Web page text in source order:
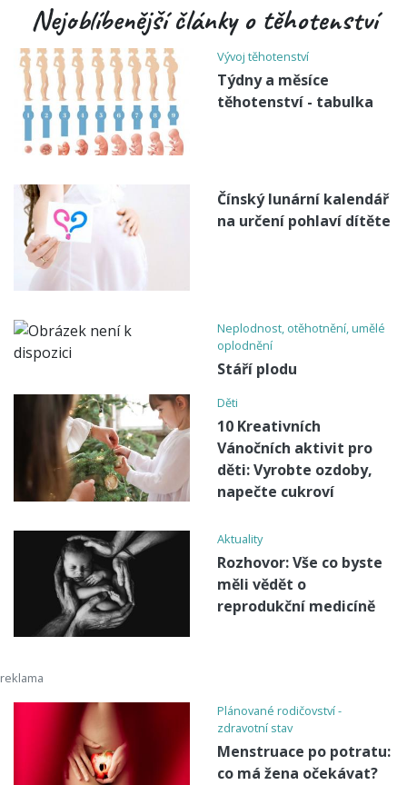
Nejoblíbenější články o těhotenství
Vývoj těhotenství
Týdny a měsíce
těhotenství - tabulka
Čínský lunární kalendář
na určení pohlaví dítěte
Neplodnost, otěhotnění, umělé
oplodnění
Stáří plodu
Děti
10 Kreativních
Vánočních aktivit pro
děti: Vyrobte ozdoby,
napečte cukroví
Aktuality
Rozhovor: Vše co byste
měli vědět o
reprodukční medicíně
Plánované rodičovství -
zdravotní stav
Menstruace po potratu:
co má žena očekávat?